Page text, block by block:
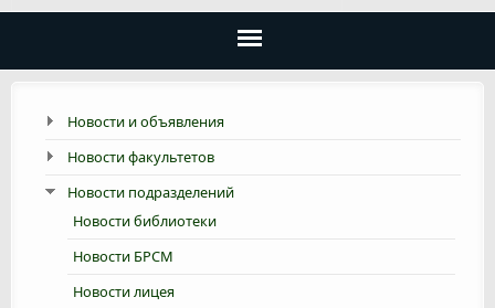
Новости и объявления
Новости факультетов
Новости подразделений
Новости библиотеки
Новости БРСМ
Новости лицея